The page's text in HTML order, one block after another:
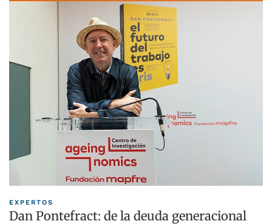
EXPERTOS
Dan Pontefract: de la deuda generacional